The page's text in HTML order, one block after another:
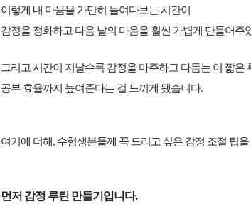
이렇게 내 마음을 가만히 들여다보는 시간이
감정을 정화하고 다음 날의 마음을 훨씬 가볍게 만들어주
그리고 시간이 지날수록 감정을 마주하고 다듬는 이 짧은
공부 효율까지 높여준다는 걸 느끼게 됐습니다.
여기에 더해, 수험생분들께 꼭 드리고 싶은 감정 조절 팁
먼저 감정 루틴 만들기입니다.